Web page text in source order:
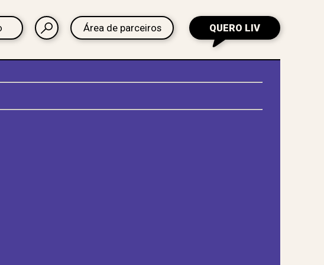
Área de parceiros QUERO LIV